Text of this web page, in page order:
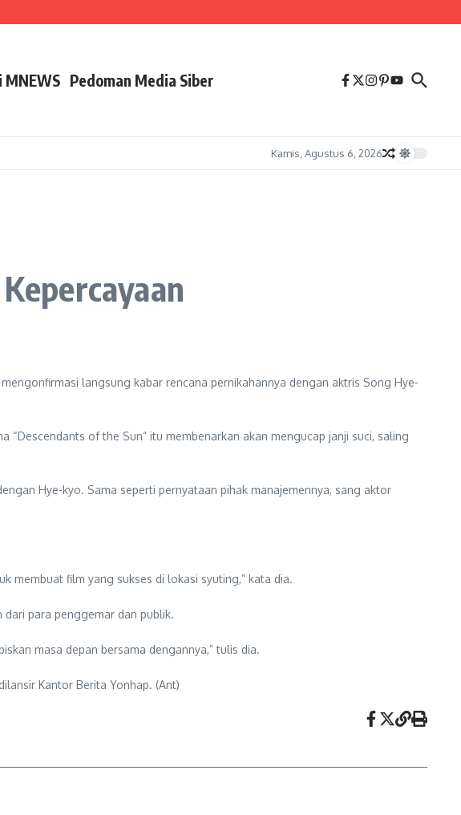
MNEWS Pedoman Media Siber
Kamis, Agustus 6, 2026
langsung kabar rencana pernikahannya dengan aktris Song Hye-
“Descendants of the Sun” itu membenarkan akan mengucap janji suci, saling
Hye-kyo. Sama seperti pernyataan pihak manajemennya, sang aktor
membuat film yang sukses di lokasi syuting,” kata dia.
para penggemar dan publik.
masa depan bersama dengannya,” tulis dia.
Kantor Berita Yonhap. (Ant)